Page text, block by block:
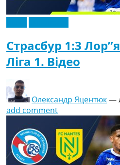
Страсбур 1:3
Ліга 1. Відео
Олександр Яцентюк—
add comment